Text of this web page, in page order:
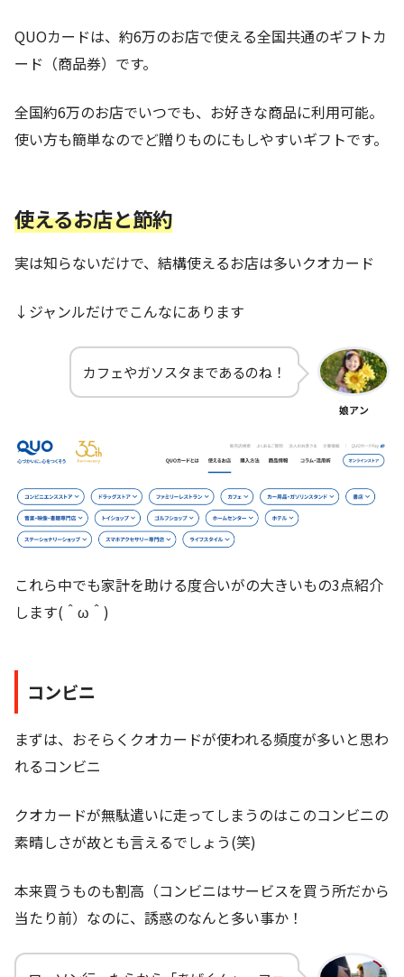
QUOカードは、約6万のお店で使える全国共通のギフトカ
ード（商品券）です。
全国約6万のお店でいつでも、お好きな商品に利用可能。
使い方も簡単なのでど贈りものにもしやすいギフトです。
使えるお店と節約
実は知らないだけで、結構使えるお店は多いクオカード
↓ジャンルだけでこんなにあります
カフェやガソスタまであるのね！
娘アン
これら中でも家計を助ける度合いがの大きいもの3点紹介
します(＾ω＾)
コンビニ
まずは、おそらくクオカードが使われる頻度が多いと思わ
れるコンビニ
クオカードが無駄遣いに走ってしまうのはこのコンビニの
素晴しさが故とも言えるでしょう(笑)
本来買うものも割高（コンビニはサービスを買う所だから
当たり前）なのに、誘惑のなんと多い事か！